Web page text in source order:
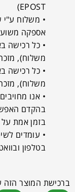
EPOST)
אספקה משוער כ-4 ימי
משלוח),
משלוח),
• אנו
בהקדם
בזמן אמת
• עומדים
בטלפון ובוואטסאפ.
ברכישת המוצר הזה